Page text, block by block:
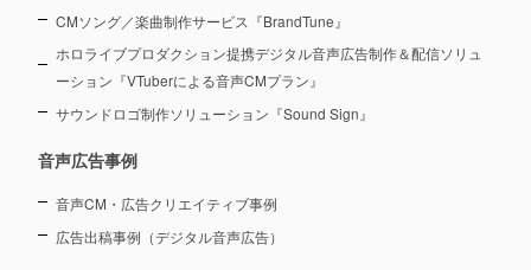
CMソング／楽曲制作サービス『BrandTune』
ホロライブプロダクション提携デジタル音声広告制作＆配信ソリュ
ーション 『VTuberによる音声CMプラン』
サウンドロゴ制作ソリューション『Sound Sign』
音声広告事例
音声CM・広告クリエイティブ事例
広告出稿事例（デジタル音声広告）